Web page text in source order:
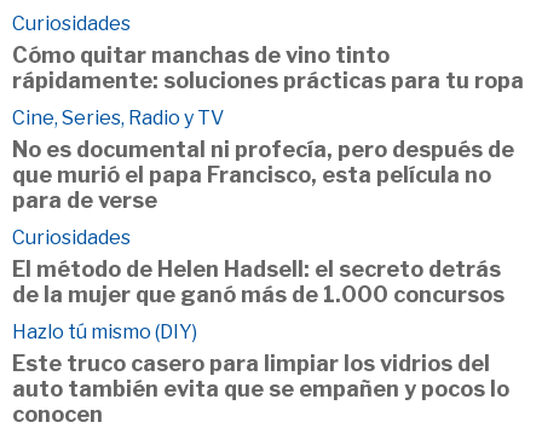
Curiosidades
Cómo quitar manchas de vino tinto
rápidamente: soluciones prácticas para tu ropa
Cine, Series, Radio y TV
No es documental ni profecía, pero después de
que murió el papa Francisco, esta película no
para de verse
Curiosidades
El método de Helen Hadsell: el secreto detrás
de la mujer que ganó más de 1.000 concursos
Hazlo tú mismo (DIY)
Este truco casero para limpiar los vidrios del
auto también evita que se empañen y pocos lo
conocen